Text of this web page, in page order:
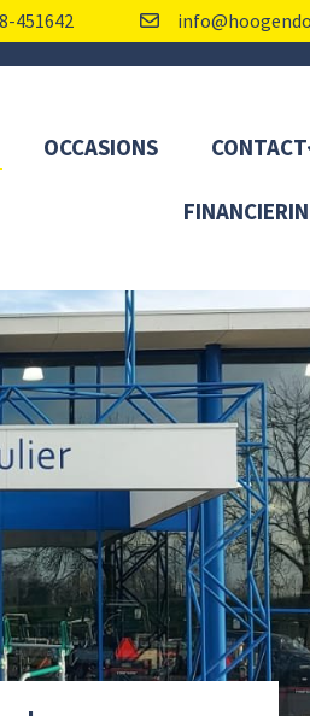
451642
OCCASIONS CONTACT